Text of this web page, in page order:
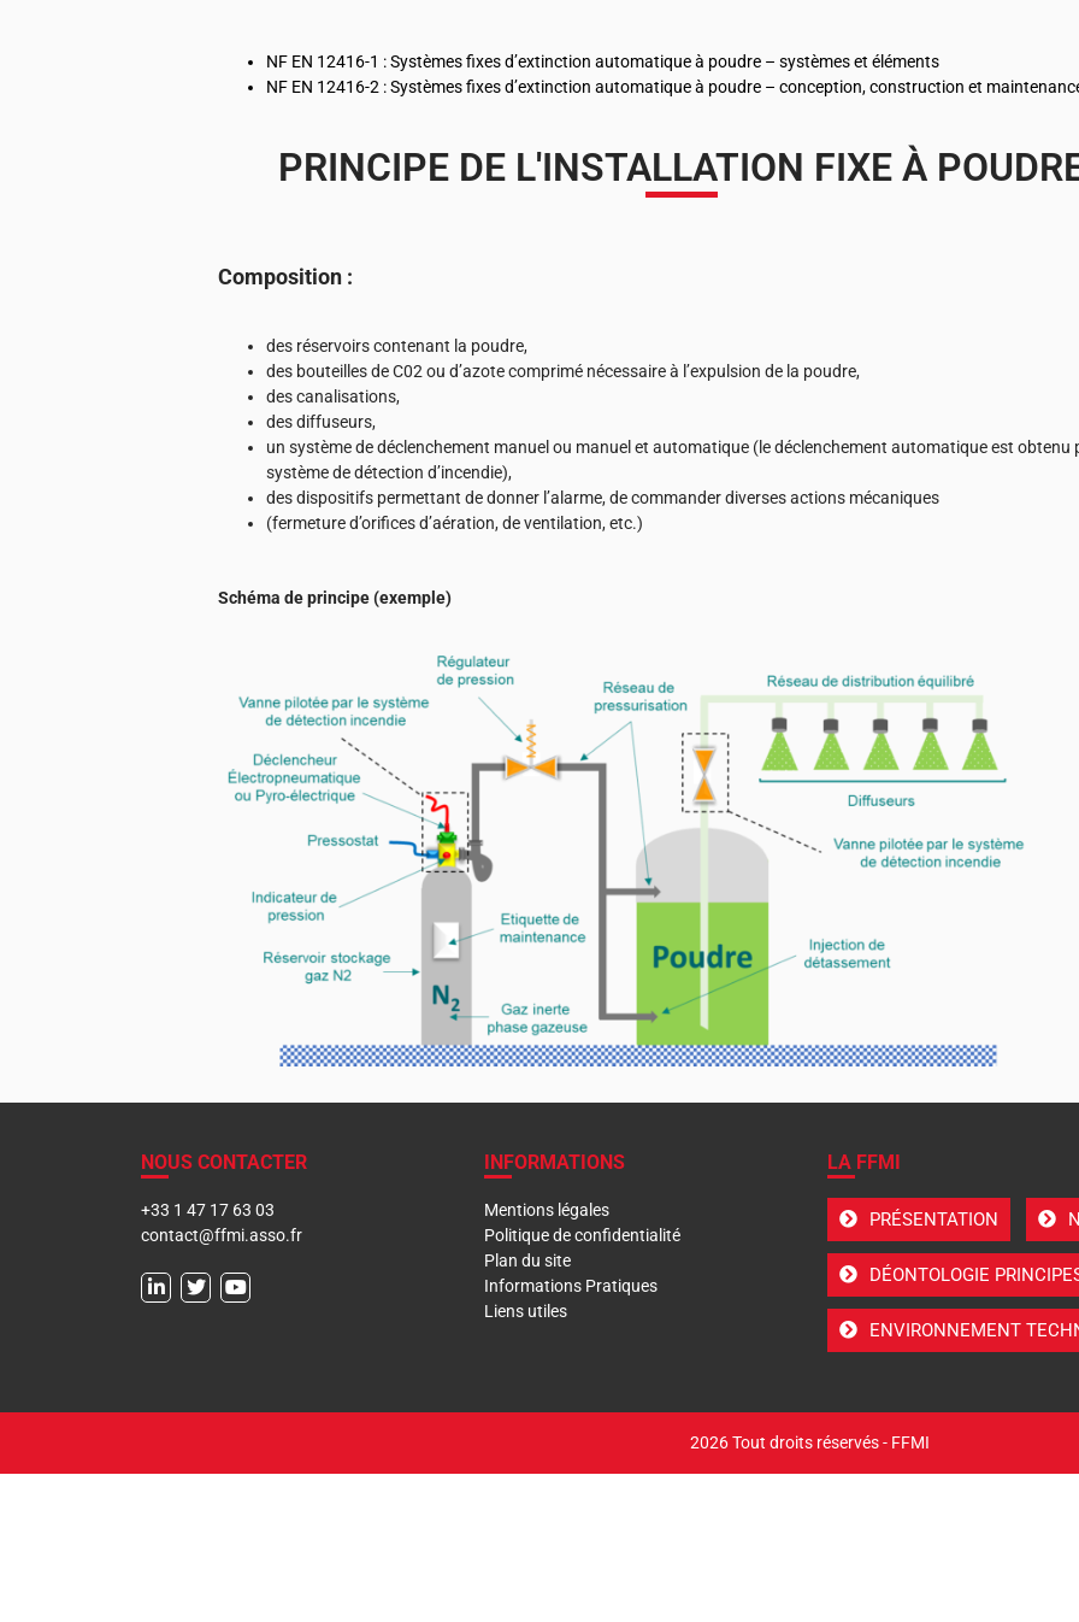
NF EN 12416-1 : Systèmes fixes d’extinction automatique à poudre – systèmes et éléments
NF EN 12416-2 : Systèmes fixes d’extinction automatique à poudre – conception, construction et
PRINCIPE DE L'INSTALLATION FIXE À
Composition :
des réservoirs contenant la poudre,
des bouteilles de C02 ou d’azote comprimé nécessaire à l’expulsion de la poudre,
des canalisations,
des diffuseurs,
un système de déclenchement manuel ou manuel et automatique (le déclenchement automatique est obtenu
système de détection d’incendie),
des dispositifs permettant de donner l’alarme, de commander diverses actions mécaniques
(fermeture d’orifices d’aération, de ventilation, etc.)
Schéma de principe (exemple)
NOUS CONTACTER
+33 1 47 17 63 03
contact@ffmi.asso.fr
INFORMATIONS
Mentions légales
Politique de confidentialité
Plan du site
Informations Pratiques
Liens utiles
LA FFMI
PRÉSENTATION
DÉONTOLOGIE
ENVIRONNEMENT
2026 Tout droits réservés - FFMI